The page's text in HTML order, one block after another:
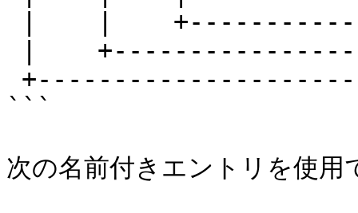
```
次の名前付きエントリを使